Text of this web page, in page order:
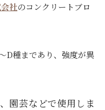
社のコンクリートブロ
D種まであり、強度が異
園芸などで使用しま